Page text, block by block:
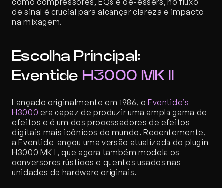
de sinal é crucial para alcançar clareza e impacto
na mixagem.
Escolha Principal:
Eventide H3000 MK II
Lançado originalmente em 1986, o Eventide’s
H3000 era capaz de produzir uma ampla gama de
efeitos e é um dos processadores de efeitos
digitais mais icônicos do mundo. Recentemente,
a Eventide lançou uma versão atualizada do plugin
H3000 MK II, que agora também modela os
conversores rústicos e quentes usados nas
unidades de hardware originais.